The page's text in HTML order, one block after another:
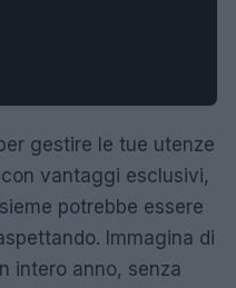
gestire le tue utenze
vantaggi esclusivi,
potrebbe essere
Immagina di
intero anno, senza